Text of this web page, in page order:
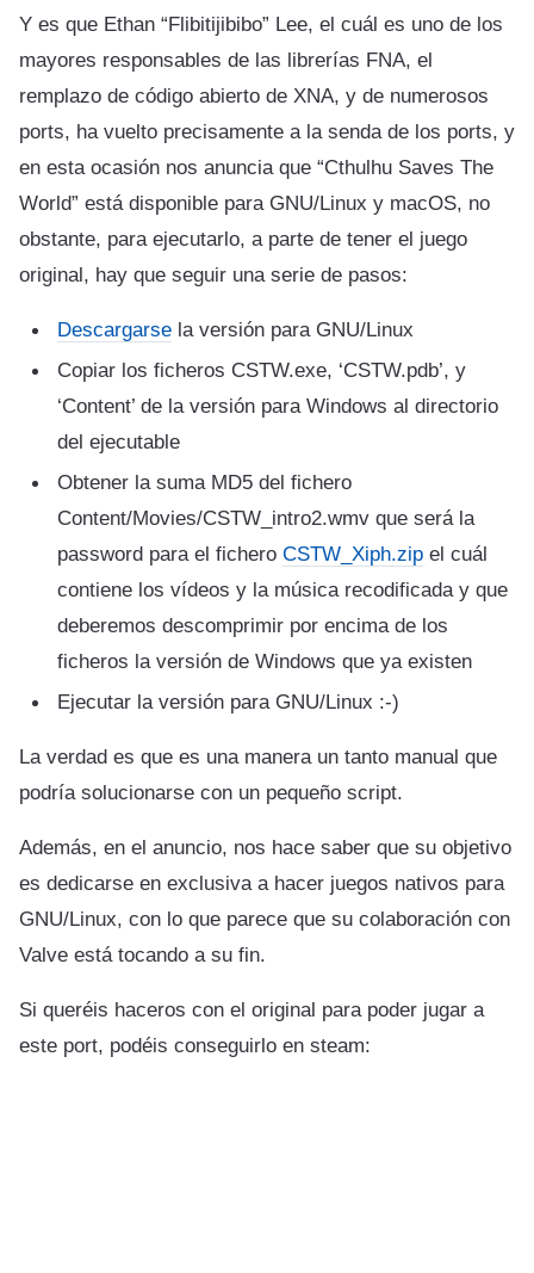
Y es que Ethan “Flibitijibibo” Lee, el cuál es uno de los
mayores responsables de las librerías FNA, el
remplazo de código abierto de XNA, y de numerosos
ports, ha vuelto precisamente a la senda de los ports, y
en esta ocasión nos anuncia que “Cthulhu Saves The
World” está disponible para GNU/Linux y macOS, no
obstante, para ejecutarlo, a parte de tener el juego
original, hay que seguir una serie de pasos:
Descargarse la versión para GNU/Linux
Copiar los ficheros CSTW.exe, ‘CSTW.pdb’, y
‘Content’ de la versión para Windows al directorio
del ejecutable
Obtener la suma MD5 del fichero
Content/Movies/CSTW_intro2.wmv que será la
password para el fichero CSTW_Xiph.zip el cuál
contiene los vídeos y la música recodificada y que
deberemos descomprimir por encima de los
ficheros la versión de Windows que ya existen
Ejecutar la versión para GNU/Linux :-)
La verdad es que es una manera un tanto manual que
podría solucionarse con un pequeño script.
Además, en el anuncio, nos hace saber que su objetivo
es dedicarse en exclusiva a hacer juegos nativos para
GNU/Linux, con lo que parece que su colaboración con
Valve está tocando a su fin.
Si queréis haceros con el original para poder jugar a
este port, podéis conseguirlo en steam: